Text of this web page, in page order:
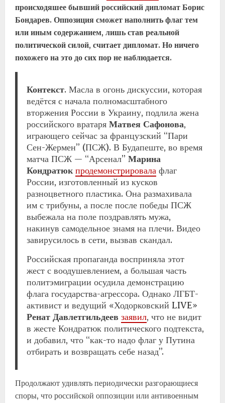
происходяшее бывший российский дипломат Борис
Бондарев. Оппозиция сможет наполнить флаг тем
или иным содержанием, лишь став реальной
политической силой, считает дипломат. Но ничего
похожего на это до сих пор не наблюдается.
Контекст. Масла в огонь дискуссии, которая
ведётся с начала полномасштабного
вторжения России в Украину, подлила жена
российского вратаря Матвея Сафонова,
играющего сейчас за французский “Пари
Сен-Жермен” (ПСЖ). В Будапеште, во время
матча ПСЖ — “Арсенал” Марина
Кондратюк продемонстрировала флаг
России, изготовленный из кусков
разноцветного пластика. Она размахивала
им с трибуны, а после после победы ПСЖ
выбежала на поле поздравлять мужа,
накинув самодельное знамя на плечи. Видео
завирусилось в сети, вызвав скандал.
Российская пропаганда восприняла этот
жест с воодушевлением, а большая часть
политэмиграции осудила демонстрацию
флага государства-агрессора. Однако ЛГБТ-
активист и ведущий «Ходорковский LIVE»
Ренат Давлетгильдеев заявил, что не видит
в жесте Кондратюк политического подтекста,
и добавил, что “как-то надо флаг у Путина
отбирать и возвращать себе назад”.
Продолжают удивлять периодически разгорающиеся
споры, что российской оппозиции или антивоенным